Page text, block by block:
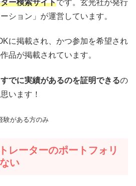
ー検索サイトです。玄光社が発行
ション」が運営しています。
に掲載され、かつ参加を希望され
品が掲載されています。
すでに実績があるのを証明できるの
います！
験がある方のみ
レーターのポートフォリ
い